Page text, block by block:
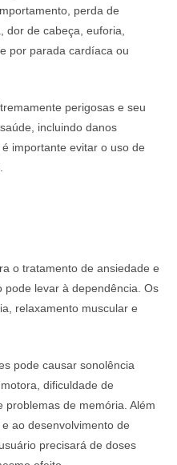
perda de
dor de cabeça, euforia,
por parada cardíaca ou
perigosas e seu
incluindo danos
importante evitar o uso de
o tratamento de ansiedade e
pode levar à dependência. Os
relaxamento muscular e
pode causar sonolência
dificuldade de
problemas de memória. Além
ao desenvolvimento de
precisará de doses